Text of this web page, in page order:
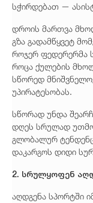
სჭირდებათ —
დროის მართვა
გზა გადამწყვეტ
როჯერ ფედერერმა
როცა ქულების
სწორედ
უპირატესობას.
სწორად უნდა
დღეს სრულად
გლობალურ
დაკარგოს დიდი
2. სრულყოფენ
აღდგენა სპორტში